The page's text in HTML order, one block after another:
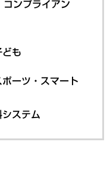
コンプライアン
も
ーツ・スマート
ステム